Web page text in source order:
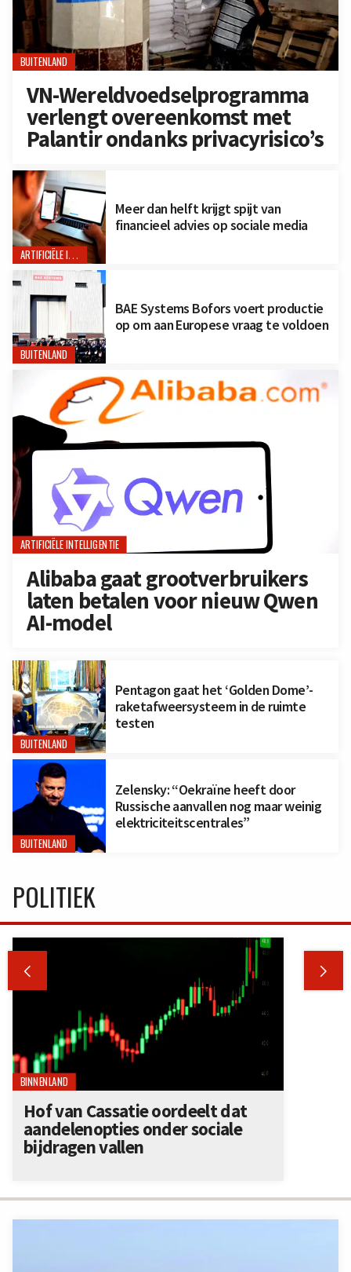
BUITENLAND
VN-Wereldvoedselprogramma
verlengt overeenkomst met
Palantir ondanks privacyrisico’s
ARTIFICIËLE INTELLIGENTIE
Meer dan helft krijgt spijt van
financieel advies op sociale media
BUITENLAND
BAE Systems Bofors voert productie
op om aan Europese vraag te voldoen
ARTIFICIËLE INTELLIGENTIE
Alibaba gaat grootverbruikers
laten betalen voor nieuw Qwen
AI-model
BUITENLAND
Pentagon gaat het ‘Golden Dome’-
raketafweersysteem in de ruimte
testen
BUITENLAND
Zelensky: “Oekraïne heeft door
Russische aanvallen nog maar weinig
elektriciteitscentrales”
POLITIEK
 
BINNENLAND
Hof van Cassatie oordeelt dat
aandelenopties onder sociale
bijdragen vallen